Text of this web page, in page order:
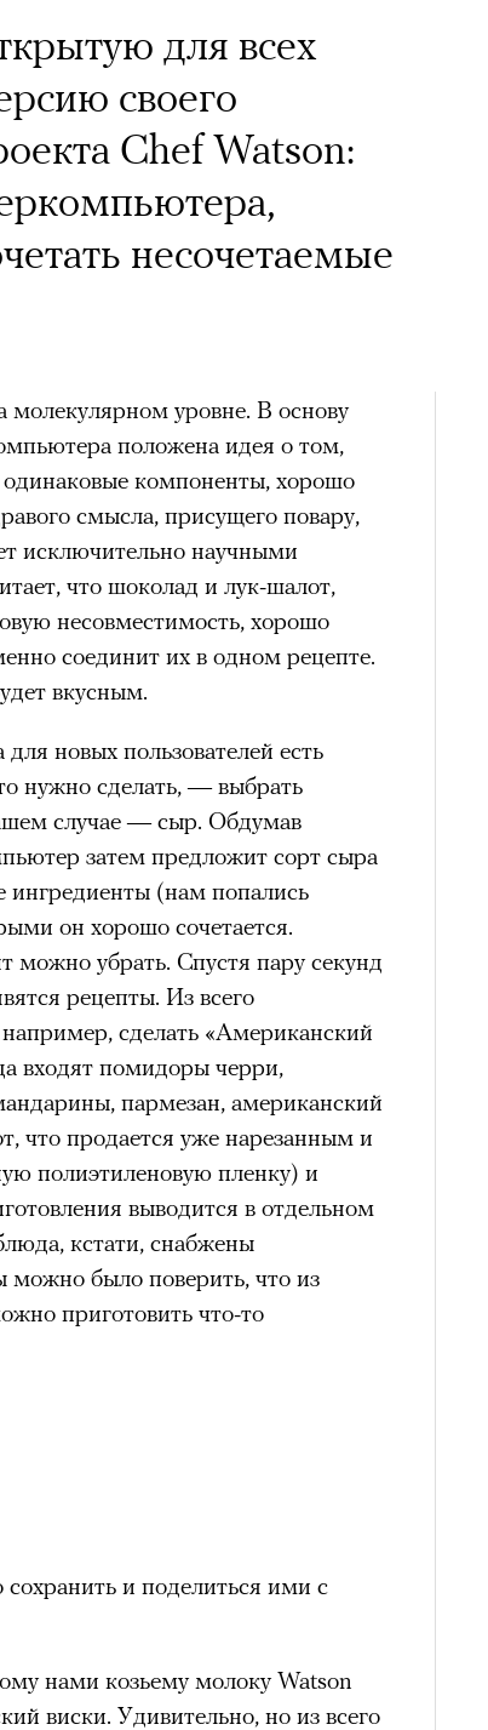
для всех
своего
Chef Watson:
несочетаемые
молекулярном уровне. В основу
положена идея о том,
одинаковые компоненты, хорошо
смысла, присущего повару,
исключительно научными
что шоколад и лук-шалот,
несовместимость, хорошо
соединит их в одном рецепте.
вкусным.
для новых пользователей есть
нужно сделать, — выбрать
случае — сыр. Обдумав
затем предложит сорт сыра
ингредиенты (нам попались
он хорошо сочетается.
можно убрать. Спустя пару секунд
рецепты. Из всего
сделать «Американский
входят помидоры черри,
пармезан, американский
что продается уже нарезанным и
полиэтиленовую пленку) и
выводится в отдельном
кстати, снабжены
было поверить, что из
приготовить что-то
и поделиться ими с
нами козьему молоку Watson
виски. Удивительно, но из всего
остросоциальные
канал «РБК Стиль»
голливудские левые и черный
Лиатар и Жереми
на политическую актуальность —
Гранде
«Зеленые глаза» (Les Yeux
Лиатар и Жереми Труиля.
— отнюдь не байопик первого
многоквартирного
которому было присвоено его
в оригинальности: мы уже
семей (даже
кому. В этом случае проблема со
—
при котором подросток под
полностью уходит в себя,
есть и реагировать на внешний
по имени Нур (Саид Эль
Шаи (Дуа Бутарбуш
в получении вида на
призыв («Только вы
для тех, кто не понял,
лишним в дни очередного